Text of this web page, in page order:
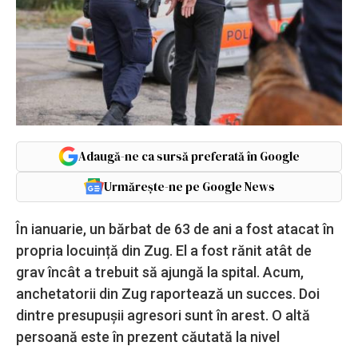
Adaugă-ne ca sursă preferată în Google
Urmărește-ne pe Google News
În ianuarie, un bărbat de 63 de ani a fost atacat în
propria locuință din Zug. El a fost rănit atât de
grav încât a trebuit să ajungă la spital. Acum,
anchetatorii din Zug raportează un succes. Doi
dintre presupușii agresori sunt în arest. O altă
persoană este în prezent căutată la nivel